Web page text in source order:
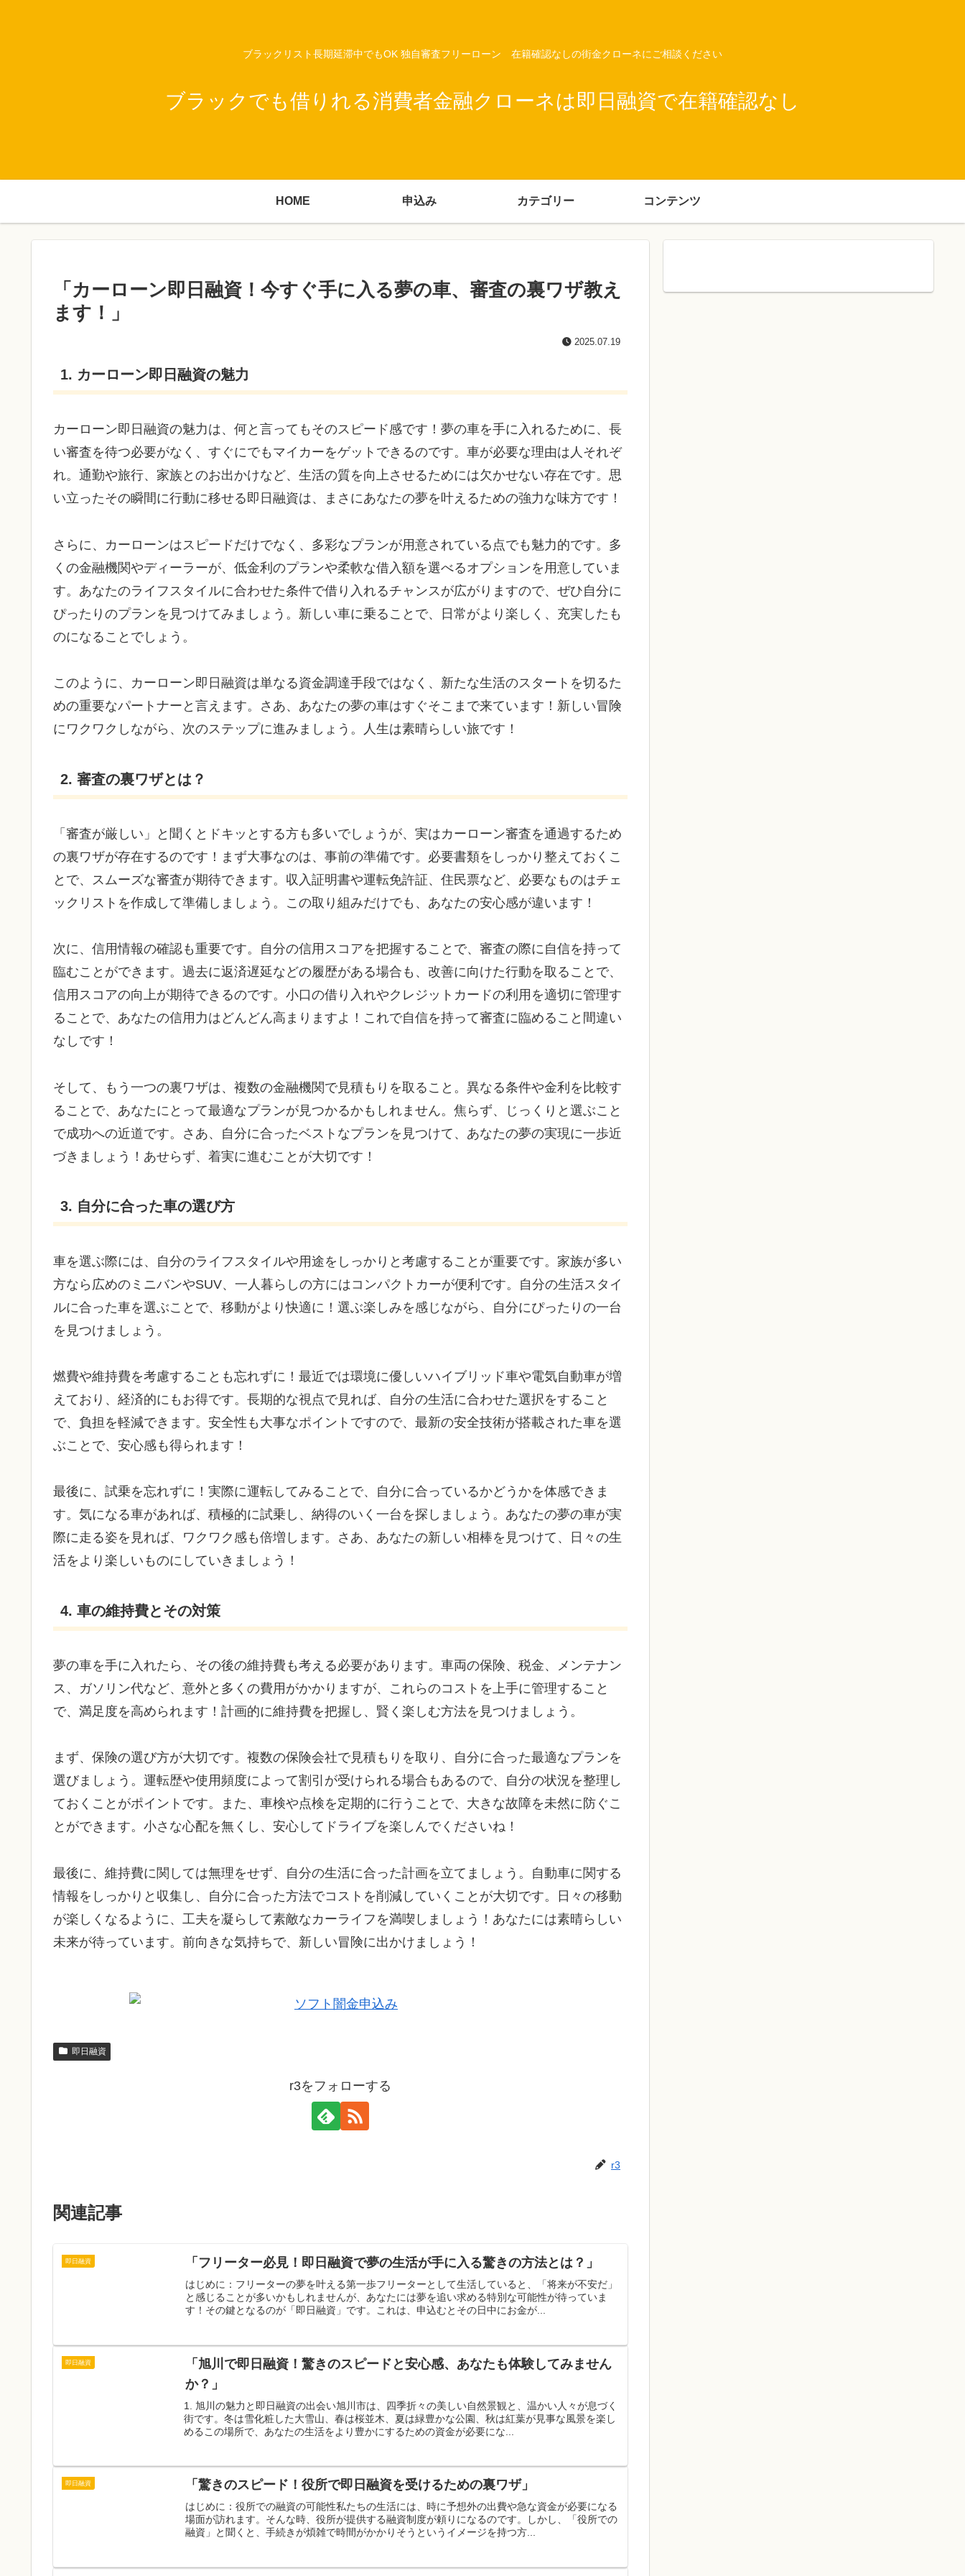
ブラックリスト長期延滞中でもOK 独自審査フリーローン 在籍確認なしの街金クローネにご相談ください
ブラックでも借りれる消費者金融クローネは即日融資で在籍確認なし
HOME 申込み カテゴリー コンテンツ
「カーローン即日融資！今すぐ手に入る夢の車、審査の裏ワザ教え
ます！」
2025.07.19
1. カーローン即日融資の魅力
カーローン即日融資の魅力は、何と言ってもそのスピード感です！夢の車を手に入れるために、長
い審査を待つ必要がなく、すぐにでもマイカーをゲットできるのです。車が必要な理由は人それぞ
れ。通勤や旅行、家族とのお出かけなど、生活の質を向上させるためには欠かせない存在です。思
い立ったその瞬間に行動に移せる即日融資は、まさにあなたの夢を叶えるための強力な味方です！
さらに、カーローンはスピードだけでなく、多彩なプランが用意されている点でも魅力的です。多
くの金融機関やディーラーが、低金利のプランや柔軟な借入額を選べるオプションを用意していま
す。あなたのライフスタイルに合わせた条件で借り入れるチャンスが広がりますので、ぜひ自分に
ぴったりのプランを見つけてみましょう。新しい車に乗ることで、日常がより楽しく、充実したも
のになることでしょう。
このように、カーローン即日融資は単なる資金調達手段ではなく、新たな生活のスタートを切るた
めの重要なパートナーと言えます。さあ、あなたの夢の車はすぐそこまで来ています！新しい冒険
にワクワクしながら、次のステップに進みましょう。人生は素晴らしい旅です！
2. 審査の裏ワザとは？
「審査が厳しい」と聞くとドキッとする方も多いでしょうが、実はカーローン審査を通過するため
の裏ワザが存在するのです！まず大事なのは、事前の準備です。必要書類をしっかり整えておくこ
とで、スムーズな審査が期待できます。収入証明書や運転免許証、住民票など、必要なものはチェ
ックリストを作成して準備しましょう。この取り組みだけでも、あなたの安心感が違います！
次に、信用情報の確認も重要です。自分の信用スコアを把握することで、審査の際に自信を持って
臨むことができます。過去に返済遅延などの履歴がある場合も、改善に向けた行動を取ることで、
信用スコアの向上が期待できるのです。小口の借り入れやクレジットカードの利用を適切に管理す
ることで、あなたの信用力はどんどん高まりますよ！これで自信を持って審査に臨めること間違い
なしです！
そして、もう一つの裏ワザは、複数の金融機関で見積もりを取ること。異なる条件や金利を比較す
ることで、あなたにとって最適なプランが見つかるかもしれません。焦らず、じっくりと選ぶこと
で成功への近道です。さあ、自分に合ったベストなプランを見つけて、あなたの夢の実現に一歩近
づきましょう！あせらず、着実に進むことが大切です！
3. 自分に合った車の選び方
車を選ぶ際には、自分のライフスタイルや用途をしっかりと考慮することが重要です。家族が多い
方なら広めのミニバンやSUV、一人暮らしの方にはコンパクトカーが便利です。自分の生活スタイ
ルに合った車を選ぶことで、移動がより快適に！選ぶ楽しみを感じながら、自分にぴったりの一台
を見つけましょう。
燃費や維持費を考慮することも忘れずに！最近では環境に優しいハイブリッド車や電気自動車が増
えており、経済的にもお得です。長期的な視点で見れば、自分の生活に合わせた選択をすること
で、負担を軽減できます。安全性も大事なポイントですので、最新の安全技術が搭載された車を選
ぶことで、安心感も得られます！
最後に、試乗を忘れずに！実際に運転してみることで、自分に合っているかどうかを体感できま
す。気になる車があれば、積極的に試乗し、納得のいく一台を探しましょう。あなたの夢の車が実
際に走る姿を見れば、ワクワク感も倍増します。さあ、あなたの新しい相棒を見つけて、日々の生
活をより楽しいものにしていきましょう！
4. 車の維持費とその対策
夢の車を手に入れたら、その後の維持費も考える必要があります。車両の保険、税金、メンテナン
ス、ガソリン代など、意外と多くの費用がかかりますが、これらのコストを上手に管理すること
で、満足度を高められます！計画的に維持費を把握し、賢く楽しむ方法を見つけましょう。
まず、保険の選び方が大切です。複数の保険会社で見積もりを取り、自分に合った最適なプランを
選びましょう。運転歴や使用頻度によって割引が受けられる場合もあるので、自分の状況を整理し
ておくことがポイントです。また、車検や点検を定期的に行うことで、大きな故障を未然に防ぐこ
とができます。小さな心配を無くし、安心してドライブを楽しんでくださいね！
最後に、維持費に関しては無理をせず、自分の生活に合った計画を立てましょう。自動車に関する
情報をしっかりと収集し、自分に合った方法でコストを削減していくことが大切です。日々の移動
が楽しくなるように、工夫を凝らして素敵なカーライフを満喫しましょう！あなたには素晴らしい
未来が待っています。前向きな気持ちで、新しい冒険に出かけましょう！
即日融資
r3をフォローする
r3
関連記事
即日融資 「フリーター必見！即日融資で夢の生活が手に入る驚きの方法とは？」
はじめに：フリーターの夢を叶える第一歩フリーターとして生活していると、「将来が不安だ」
と感じることが多いかもしれませんが、あなたには夢を追い求める特別な可能性が待っていま
す！その鍵となるのが「即日融資」です。これは、申込むとその日中にお金が...
即日融資
「旭川で即日融資！驚きのスピードと安心感、あなたも体験してみません
か？」
1. 旭川の魅力と即日融資の出会い旭川市は、四季折々の美しい自然景観と、温かい人々が息づく
街です。冬は雪化粧した大雪山、春は桜並木、夏は緑豊かな公園、秋は紅葉が見事な風景を楽し
めるこの場所で、あなたの生活をより豊かにするための資金が必要にな...
即日融資 「驚きのスピード！役所で即日融資を受けるための裏ワザ」
はじめに：役所での融資の可能性私たちの生活には、時に予想外の出費や急な資金が必要になる
場面が訪れます。そんな時、役所が提供する融資制度が頼りになるのです。しかし、「役所での
融資」と聞くと、手続きが煩雑で時間がかかりそうというイメージを持つ方...